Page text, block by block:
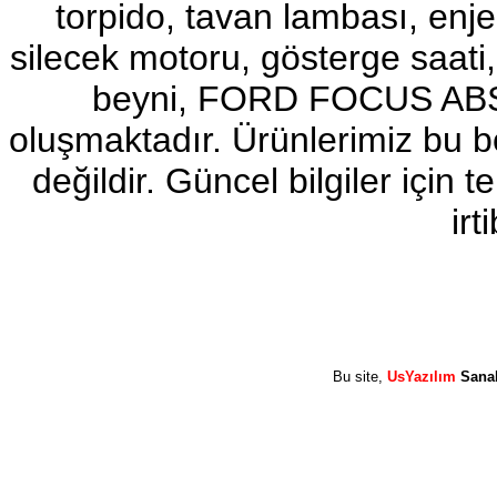
2017-2018 ford ranger sol
ayna
Ürün Kodu : 2017-2018 ford ranger abs
beyni
2017-2018 ford ranger abs
torpido, tavan lambası,
silecek motoru, gösterge
beyni, FORD FOCUS
oluşmaktadır. Ürünlerimiz bu
değildir. Güncel bilgiler için
Bu site, UsYazılım